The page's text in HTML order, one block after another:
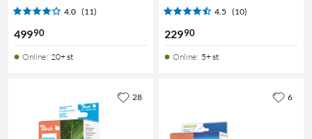
4.0 (11)
49990
Online: 20+ st
4.5 (10)
22990
Online: 5+ st
28 6